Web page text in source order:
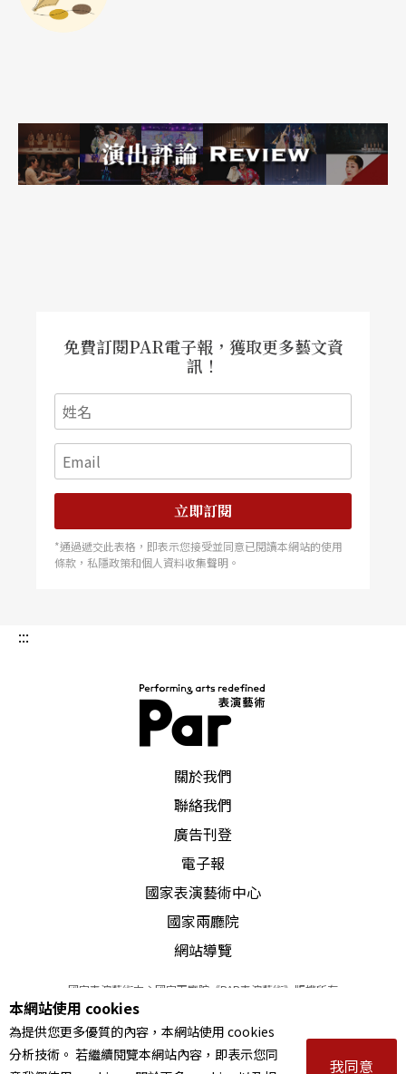
免費訂閱PAR電子報，獲取更多藝文資
訊！
立即訂閱
*通過遞交此表格，即表示您接受並同意已閱讀本網站的使用
條款，私隱政策和個人資料收集聲明。
:::
關於我們
聯絡我們
廣告刊登
電子報
國家表演藝術中心
國家兩廳院
網站導覽
國家表演藝術中心國家兩廳院《PAR表演藝術》版權所有
© 2022Performing arts redefined. All Rights Reserved
統一編號 Tax Id number 00973926
本站所提供相關演出資訊，如有異動應以主辦單位公告為準。
本網站使用 cookies
為提供您更多優質的內容，本網站使用 cookies
分析技術。 若繼續閱覽本網站內容，即表示您同
我同意